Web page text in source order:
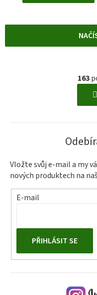
163
Vložte svůj e-mail a my
nových produktech na
E-mail
PŘIHLÁSIT SE